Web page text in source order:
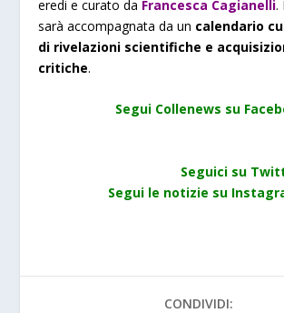
eredi e curato da Francesca Cagianelli.
sarà accompagnata da un calendario
di rivelazioni scientifiche e
critiche.
Segui Collenews su
Seguici su
Segui le notizie su
CONDIVIDI: